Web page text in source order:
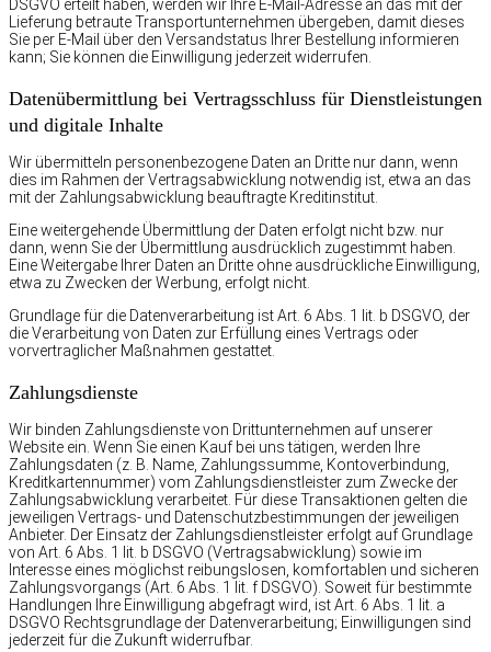
DSGVO erteilt haben, werden wir Ihre E-Mail-Adresse an das mit der
Lieferung betraute Transportunternehmen übergeben, damit dieses
Sie per E-Mail über den Versandstatus Ihrer Bestellung informieren
kann; Sie können die Einwilligung jederzeit widerrufen.
Daten­übermittlung bei Vertragsschluss für Dienstleistungen
und digitale Inhalte
Wir übermitteln personenbezogene Daten an Dritte nur dann, wenn
dies im Rahmen der Vertragsabwicklung notwendig ist, etwa an das
mit der Zahlungsabwicklung beauftragte Kreditinstitut.
Eine weitergehende Übermittlung der Daten erfolgt nicht bzw. nur
dann, wenn Sie der Übermittlung ausdrücklich zugestimmt haben.
Eine Weitergabe Ihrer Daten an Dritte ohne ausdrückliche Einwilligung,
etwa zu Zwecken der Werbung, erfolgt nicht.
Grundlage für die Datenverarbeitung ist Art. 6 Abs. 1 lit. b DSGVO, der
die Verarbeitung von Daten zur Erfüllung eines Vertrags oder
vorvertraglicher Maßnahmen gestattet.
Zahlungsdienste
Wir binden Zahlungsdienste von Drittunternehmen auf unserer
Website ein. Wenn Sie einen Kauf bei uns tätigen, werden Ihre
Zahlungsdaten (z. B. Name, Zahlungssumme, Kontoverbindung,
Kreditkartennummer) vom Zahlungsdienstleister zum Zwecke der
Zahlungsabwicklung verarbeitet. Für diese Transaktionen gelten die
jeweiligen Vertrags- und Datenschutzbestimmungen der jeweiligen
Anbieter. Der Einsatz der Zahlungsdienstleister erfolgt auf Grundlage
von Art. 6 Abs. 1 lit. b DSGVO (Vertragsabwicklung) sowie im
Interesse eines möglichst reibungslosen, komfortablen und sicheren
Zahlungsvorgangs (Art. 6 Abs. 1 lit. f DSGVO). Soweit für bestimmte
Handlungen Ihre Einwilligung abgefragt wird, ist Art. 6 Abs. 1 lit. a
DSGVO Rechtsgrundlage der Datenverarbeitung; Einwilligungen sind
jederzeit für die Zukunft widerrufbar.